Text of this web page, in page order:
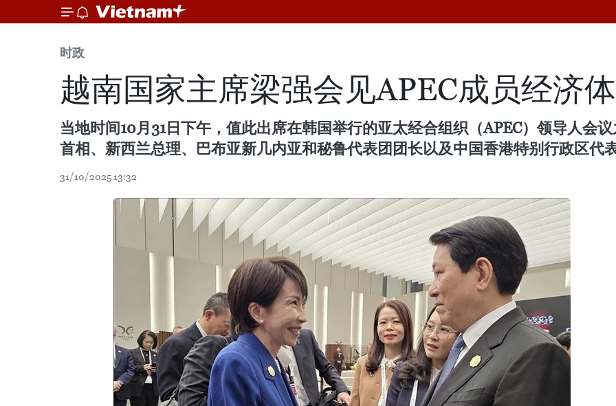
时政
越南国家主席梁强会见APEC成员经济
当地时间10月31日下午，值此出席在韩国举行的亚太经合组织（APEC）领导人会
首相、新西兰总理、巴布亚新几内亚和秘鲁代表团团长以及中国香港特别行政区代
31/10/2025 13:32